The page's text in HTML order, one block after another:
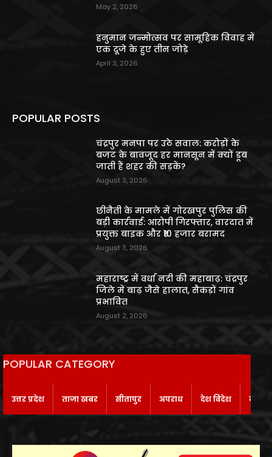
May 2, 2026
हनुमान जन्मोत्सव पर सामूहिक विवाह में
एक दूजे के हुए तीन जोड़े
April 3, 2026
POPULAR POSTS
चंद्रपुर मनपा पर उठे सवाल: करोड़ों के
बजट के बावजूद हर मानसून में क्यों डूब
जाती हैं शहर की सड़कें?
August 3, 2026
छीनैती के मामले में गोरखपुर पुलिस की
बड़ी कार्रवाई: आरोपी गिरफ्तार, वारदात में
प्रयुक्त बाइक और ₹10 हजार बरामद
August 3, 2026
महाराष्ट्र में वर्धा नदी की महाबाढ़: चंद्रपुर
जिले में बाढ़ जैसे हालात, सैकड़ों गांव
प्रभावित
August 2, 2026
POPULAR CATEGORY
उत्तर प्रदेश ताजा खबर सीतापुर अपराध देश विदेश